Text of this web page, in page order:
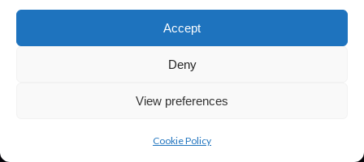
Accept
Deny
View preferences
Cookie Policy
lehet rá szükséged?